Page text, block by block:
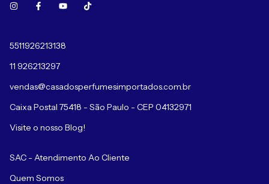
5511926213138
11 926213297
vendas@casadosperfumesimportados.com.br
Caixa Postal 75418 - São Paulo - CEP 04132971
Visite o nosso Blog!
SAC - Atendimento Ao Cliente
Quem Somos